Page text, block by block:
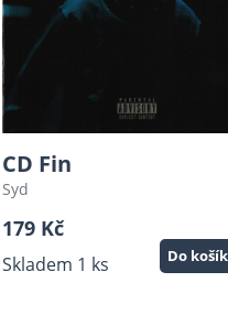
CD Fin
Syd
179 Kč
Skladem 1 ks Do